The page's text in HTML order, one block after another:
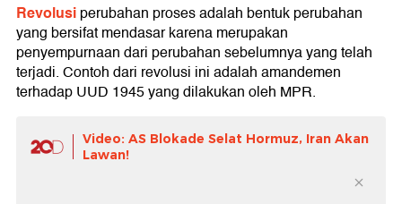
Revolusiperubahan proses adalah bentuk perubahan
yang bersifat mendasar karena merupakan
penyempurnaan dari perubahan sebelumnya yang telah
terjadi. Contoh dari revolusi ini adalah amandemen
terhadap UUD 1945 yang dilakukan oleh MPR.
Video: AS Blokade Selat Hormuz, Iran Akan
Lawan!